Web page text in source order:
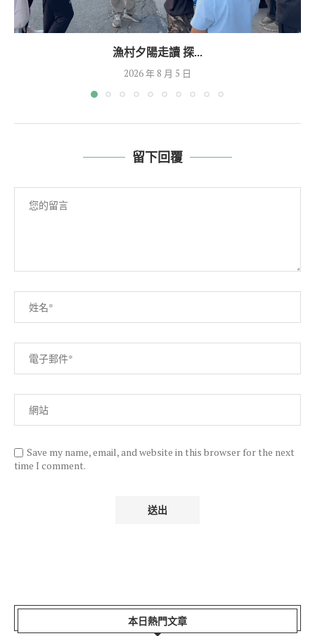
漁村夕陽走讀 探...
2026 年 8 月 5 日
留下回覆
Save my name, email, and website in this browser for the next
time I comment.
本日熱門文章